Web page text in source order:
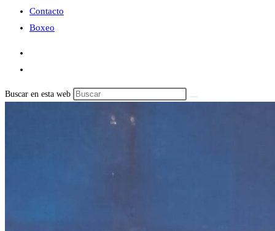
Contacto
Boxeo
Buscar en esta web